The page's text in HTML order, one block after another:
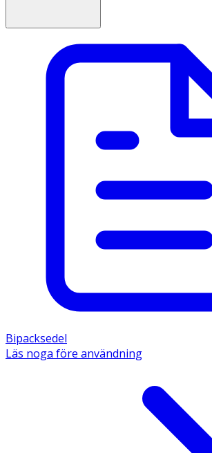
Bipacksedel
Läs noga före användning